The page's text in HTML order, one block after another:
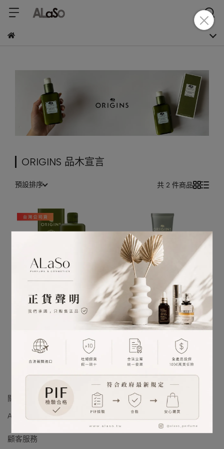
ORIGINS 品木宣言
預設排序 共 2 件商品
ORIGINS品木宣言 Dr.
WEIL青春無敵靈芝光潤機
能水 (50/200/400ml) (多
加入購物車
ORIGINS品木宣言 一舉兩
得潔面慕絲 150ml (多入優
惠)
已銷售：72
NT$520NT$1,100
加入購物車
關於我們
ALaSo 品牌理念 ALaSo 會員制度 ALaSo 的品質承諾 (PIF)
顧客服務